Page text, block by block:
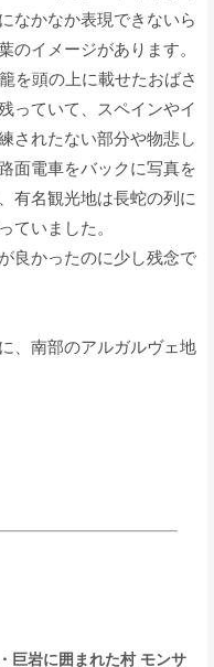
なかなか表現できないら
のイメージがあります。
を頭の上に載せたおばさ
っていて、スペインやイ
されたない部分や物悲し
面電車をバックに写真を
有名観光地は長蛇の列に
ていました。
良かったのに少し残念で
、南部のアルガルヴェ地
巨岩に囲まれた村 モンサ